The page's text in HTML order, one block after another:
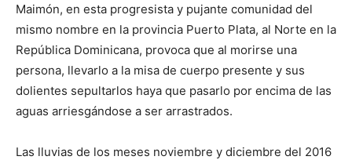
Maimón, en esta progresista y pujante comunidad del
mismo nombre en la provincia Puerto Plata, al Norte en la
República Dominicana, provoca que al morirse una
persona, llevarlo a la misa de cuerpo presente y sus
dolientes sepultarlos haya que pasarlo por encima de las
aguas arriesgándose a ser arrastrados.
Las lluvias de los meses noviembre y diciembre del 2016